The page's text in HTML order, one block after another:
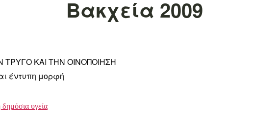
Βακχεία 2009
ΤΡΥΓΟ ΚΑΙ ΤΗΝ ΟΙΝΟΠΟΙΗΣΗ
έντυπη μορφή
δημόσια υγεία